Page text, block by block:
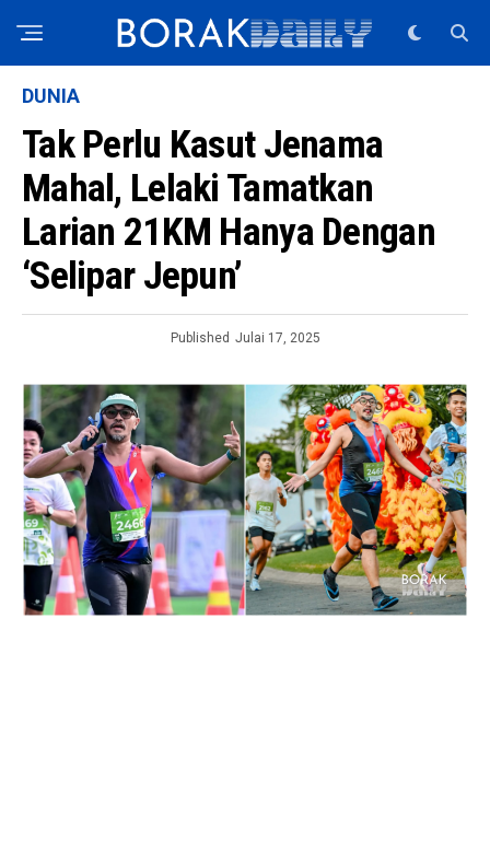
DUNIA
Tak Perlu Kasut Jenama
Mahal, Lelaki Tamatkan
Larian 21KM Hanya Dengan
‘Selipar Jepun’
Published Julai 17, 2025